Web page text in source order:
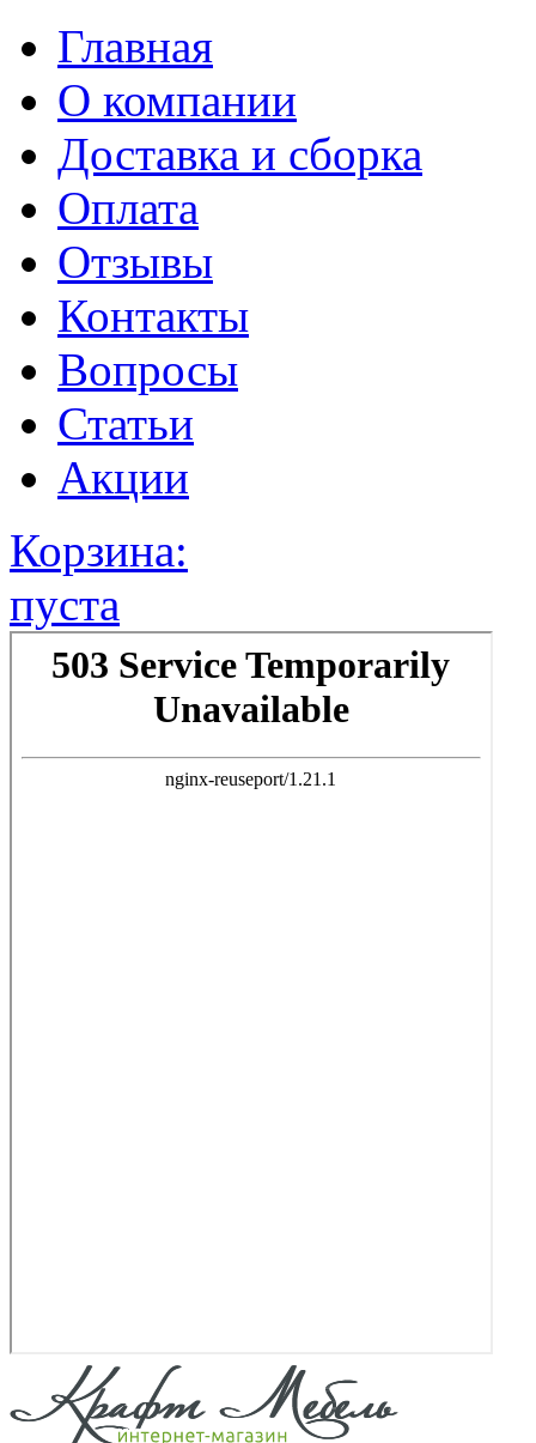
Главная
О компании
Доставка и сборка
Оплата
Отзывы
Контакты
Вопросы
Статьи
Акции
Корзина:
пуста